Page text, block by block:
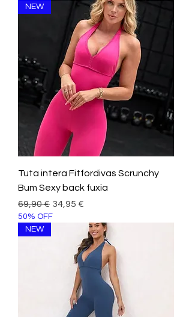
NEW
Tuta intera Fitfordivas Scrunchy
Bum Sexy back fuxia
Prezzo regolare
69,90 € Prezzo scontato
34,95 €
50% OFF
NEW